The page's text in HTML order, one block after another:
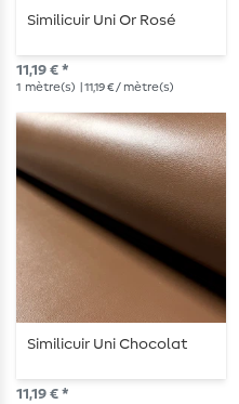
Similicuir Uni Or Rosé
11,19 € *
1 mètre(s) | 11,19 € / mètre(s)
Similicuir Uni Chocolat
11,19 € *